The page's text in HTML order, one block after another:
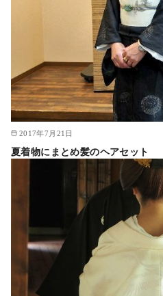
2017年7月21日
夏着物にまとめ髪のヘアセット